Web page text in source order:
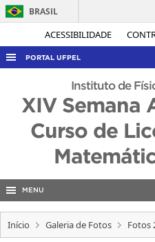
ACESSIBILIDADE
BRASIL
PORTAL UFPEL
ACESSO À INFORMAÇÃO
AUDITORIA
COBALTO
CONCURSOS
OUVIDORIA
Instituto de
XIV Semana
Curso de
MENU
Início Galeria de Fotos Fotos